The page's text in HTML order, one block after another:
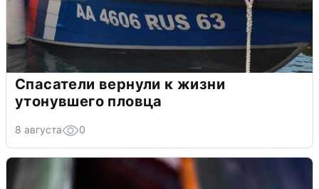
Спасатели вернули к жизни
утонувшего пловца
8 августа 0